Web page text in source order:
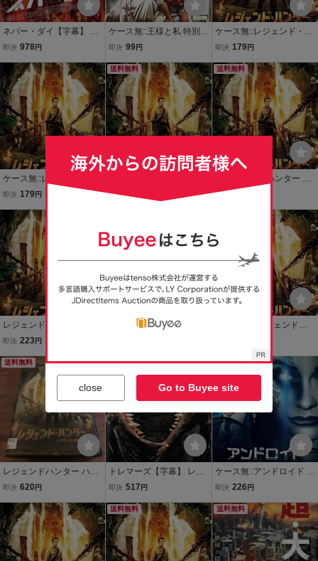
ネバー・ダイ【字幕】 レ
ンタル落ち 中古 DVD ケ
即決 978円
ケース無::王様と私 特別編
【字幕】 レンタル落ち 中
即決 99 円
ケース無::レジェンド・ハ
ンター ハリウッドの秘宝
古 DVD
即決 179 円
ケース無::レジェンド・ハ
ンター ハリウッドの秘宝
古 DVD
即決 179 円
送料無料
リウッドの秘宝【字幕】
レンタル落ち 中古 DVD
即決 409
送料無料
レジェンド・ハンター ハ
リウッドの秘宝【字幕】
即決
レジェンド・ハンター ハ
リウッドの秘宝【字幕】
即決 223 円
ディア・ハンター【字
●【中古】 レジェンド・
宝【字幕】 [レンタル落ち]
[DVD]
送料無料
レジェンドハンター ハリ
ウッドの秘宝 DVD アクシ
日本語字幕
即決 620 円
送料無料
トレマーズ【字幕】 レン
タル落ち 中古 DVD ケー
即決 517 円
ケース無::アンドロイド 2
040【字幕】 レンタル落
即決 226 円
送料無料 送料無料
close Go to Buyee site